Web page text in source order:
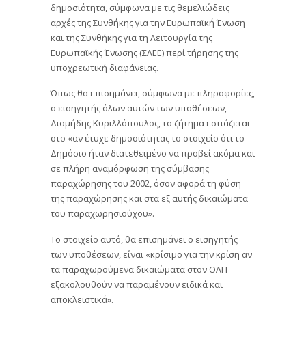
δημοσιότητα, σύμφωνα με τις θεμελιώδεις
αρχές της Συνθήκης για την Ευρωπαϊκή Ένωση
και της Συνθήκης για τη Λειτουργία της
Ευρωπαϊκής Ένωσης (ΣΛΕΕ) περί τήρησης της
υποχρεωτική διαφάνειας.
Όπως θα επισημάνει, σύμφωνα με πληροφορίες,
ο εισηγητής όλων αυτών των υποθέσεων,
Διομήδης Κυριλλόπουλος, το ζήτημα εστιάζεται
στο «αν έτυχε δημοσιότητας το στοιχείο ότι το
Δημόσιο ήταν διατεθειμένο να προβεί ακόμα και
σε πλήρη αναμόρφωση της σύμβασης
παραχώρησης του 2002, όσον αφορά τη φύση
της παραχώρησης και στα εξ αυτής δικαιώματα
του παραχωρησιούχου».
Το στοιχείο αυτό, θα επισημάνει ο εισηγητής
των υποθέσεων, είναι «κρίσιμο για την κρίση αν
τα παραχωρούμενα δικαιώματα στον ΟΛΠ
εξακολουθούν να παραμένουν ειδικά και
αποκλειστικά».